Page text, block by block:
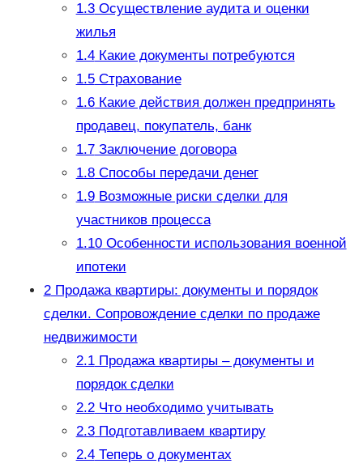
1.3Осуществление аудита и оценки
жилья
1.4Какие документы потребуются
1.5Страхование
1.6Какие действия должен предпринять
продавец, покупатель, банк
1.7Заключение договора
1.8Способы передачи денег
1.9Возможные риски сделки для
участников процесса
1.10Особенности использования военной
ипотеки
2Продажа квартиры: документы и порядок
сделки. Сопровождение сделки по продаже
недвижимости
2.1Продажа квартиры – документы и
порядок сделки
2.2Что необходимо учитывать
2.3Подготавливаем квартиру
2.4Теперь о документах